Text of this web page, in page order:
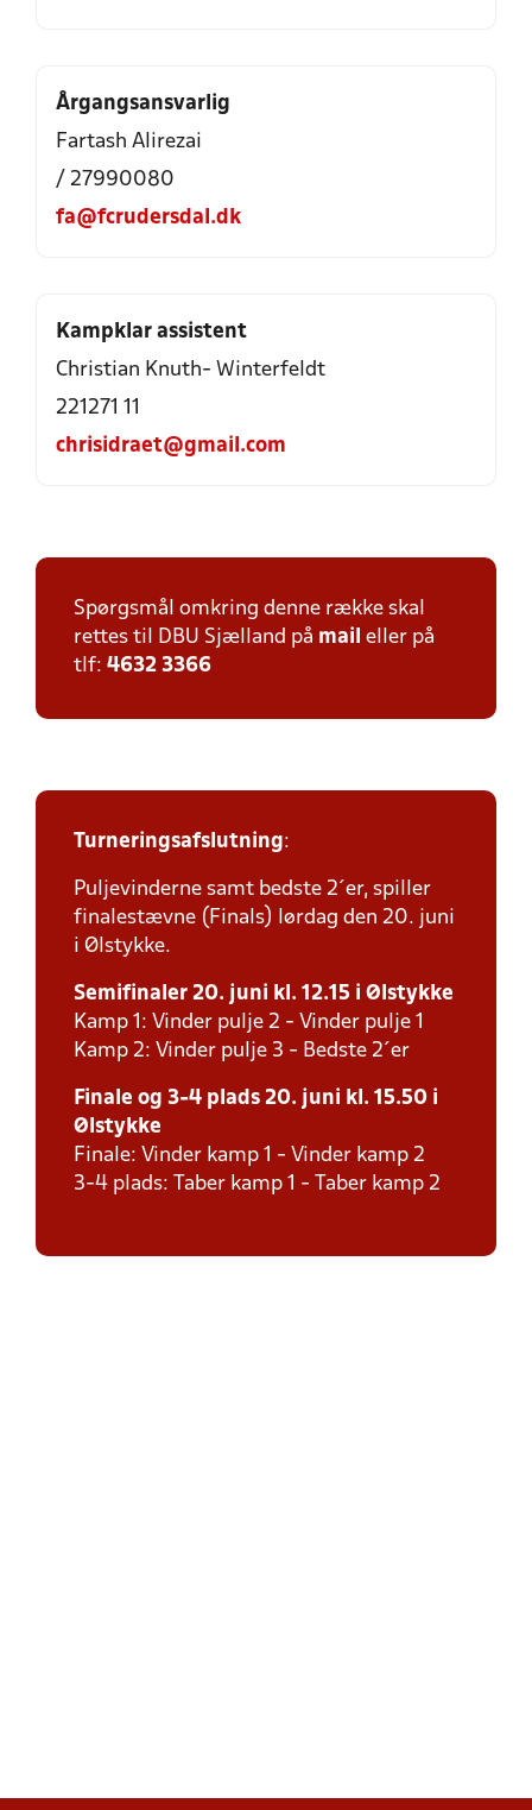
Årgangsansvarlig
Fartash Alirezai
/ 27990080
fa@fcrudersdal.dk
Kampklar assistent
Christian Knuth- Winterfeldt
221271 11
chrisidraet@gmail.com
Spørgsmål omkring denne række skal
rettes til DBU Sjælland på mail eller på
tlf: 4632 3366
Turneringsafslutning:
Puljevinderne samt bedste 2´er, spiller
finalestævne (Finals) lørdag den 20. juni
i Ølstykke.
Semifinaler 20. juni kl. 12.15 i Ølstykke
Kamp 1: Vinder pulje 2 - Vinder pulje 1
Kamp 2: Vinder pulje 3 - Bedste 2´er
Finale og 3-4 plads 20. juni kl. 15.50 i
Ølstykke
Finale: Vinder kamp 1 - Vinder kamp 2
3-4 plads: Taber kamp 1 - Taber kamp 2